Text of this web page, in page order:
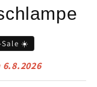
Sale ☀️